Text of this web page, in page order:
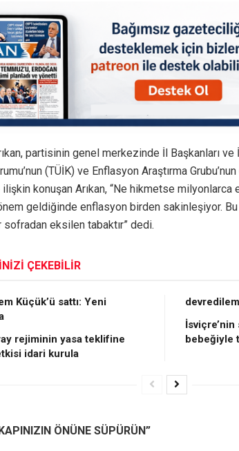
partisinin genel merkezinde İl Başkanları ve
(TÜİK) ve Enflasyon Araştırma Grubu’nun
konuşan Arıkan, “Ne hikmetse milyonlarca
geldiğinde enflasyon birden sakinleşiyor.
eksilen tabaktır” dedi.
ÇEKEBİLİR
Küçük’ü sattı: Yeni
rejiminin yasa teklifine
idari kurula
İsviçre’nin
bebeğiyle
ÖNÜNE SÜPÜRÜN”